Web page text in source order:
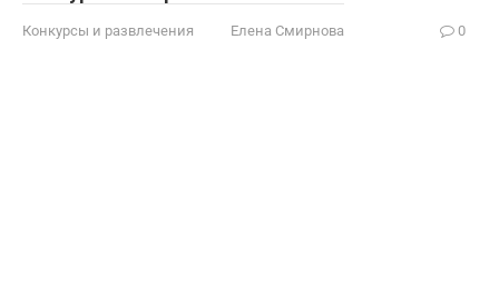
Конкурсы и развлечения Елена Смирнова 0